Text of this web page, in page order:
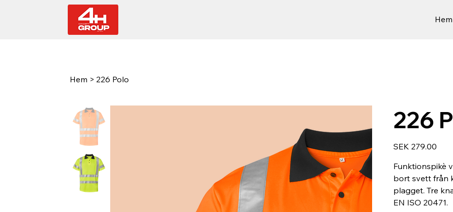
Hem
Hem > 226 Polo
226
Price
SEK 279.00
Funktionspikè
bort svett från
plagget. Tre
EN ISO 20471.